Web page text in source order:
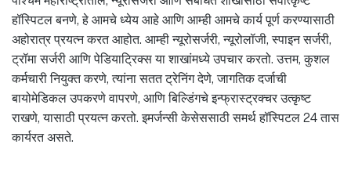
हॉस्पिटल बनणे, हे आमचे ध्येय आहे आणि आम्ही आमचे कार्य पूर्ण करण्यासाठी
अहोरात्र प्रयत्न करत आहोत. आम्ही न्यूरोसर्जरी, न्यूरोलॉजी, स्पाइन सर्जरी,
ट्रॉमा सर्जरी आणि पेडियाट्रिक्स या शाखांमध्ये उपचार करतो. उत्तम, कुशल
कर्मचारी नियुक्त करणे, त्यांना सतत ट्रेनिंग देणे, जागतिक दर्जाची
बायोमेडिकल उपकरणे वापरणे, आणि बिल्डिंगचे इन्फ्रास्ट्रक्चर उत्कृष्ट
राखणे, यासाठी प्रयत्न करतो. इमर्जन्सी केसेससाठी समर्थ हॉस्पिटल 24 तास
कार्यरत असते.